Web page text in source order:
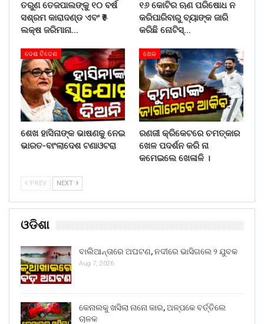
ତରୁଣ ତେଜପାଲଙ୍କୁ ୧୦ ବର୍ଷ
ସଶ୍ରମ କାରାଦଣ୍ଡ ଏବଂ ₹୫
ଲକ୍ଷ ଜରିମାନା…
୧୬ କୋଟିର ଋଣ ପରିଷୋଧ ନ
କରିପାରିବାରୁ ବ୍ୟାଙ୍କ ଜାରି
କରିଛି ନୋଟିସ୍…
ଦେଶ ବିଦେଶ
ଶେଖ ହାସିନାଙ୍କ ଭାଷଣକୁ ନେଇ
ଭାରତ-ବାଂଲାଦେଶ ଟଣାଓଟରା
ଖେଳ
ରଣଜୀ କ୍ରିକେଟରେ ଚମତ୍କାର
ଖେଳ ପଦର୍ଶନ କରି ନା
କମେଇଲେ ଖେଳାଳି ।
PREV NEXT
ଓଡିଶା
ବାଲିଆନ୍ତାରେ ଅଘଟଣ, ନଦୀରେ ଭାସିଗଲେ ୨ ଯୁବକ
Aug 7, 2026
କେନାଲକୁ ଖସିଲା ନାନୋ କାର, ଅଳ୍ପକେ ବର୍ତ୍ତିଲେ
ଚାଳକ